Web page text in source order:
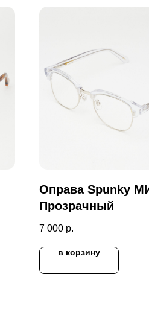
Оправа Spunky
Прозрачный
7 000 р.
в корзину